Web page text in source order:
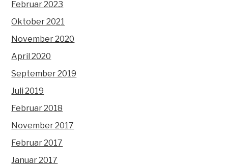
Februar 2023
Oktober 2021
November 2020
April 2020
September 2019
Juli 2019
Februar 2018
November 2017
Februar 2017
Januar 2017